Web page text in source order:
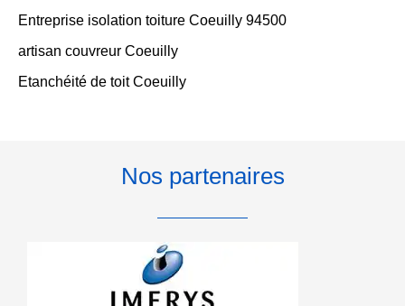
Entreprise isolation toiture Coeuilly 94500
artisan couvreur Coeuilly
Etanchéité de toit Coeuilly
Nos partenaires